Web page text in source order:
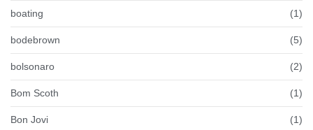
boating (1)
bodebrown (5)
bolsonaro (2)
Bom Scoth (1)
Bon Jovi (1)